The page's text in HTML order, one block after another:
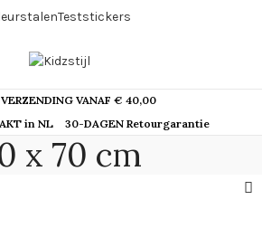
Teststickers
VANAF € 40,00
in NL
30-DAGEN Retourgarantie
x 70 cm